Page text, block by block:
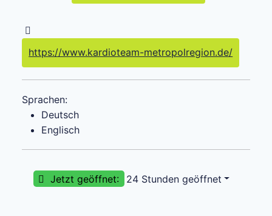
https://www.kardioteam-metropolregion.de/
Sprachen:
Deutsch
Englisch
Jetzt geöffnet: 24 Stunden geöffnet